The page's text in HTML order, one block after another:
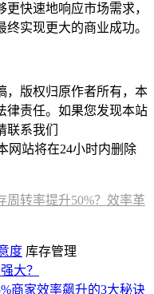
快速地响应市场需求，
实现更大的商业成功。
，版权归原作者所有，本
律责任。如果您发现本站
系我们
网站将在24小时内删除
周转率提升50%？效率革
度 库存管理
大？
商家效率飙升的3大秘诀